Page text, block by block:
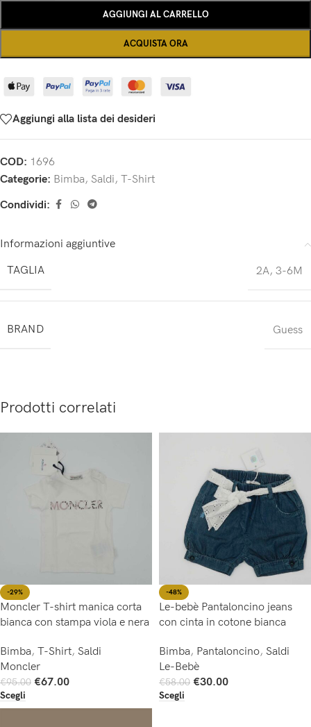
AGGIUNGI AL CARRELLO
ACQUISTA ORA
Aggiungi alla lista dei desideri
COD: 1696
Categorie: Bimba, Saldi, T-Shirt
Condividi:
Informazioni aggiuntive
TAGLIA
2A, 3-6M
BRAND Guess
Prodotti correlati
-29%
Moncler T-shirt manica corta
bianca con stampa viola e nera
Bimba, T-Shirt, Saldi
Moncler
€95.00 €67.00
Scegli
-48%
Le-bebè Pantaloncino jeans
con cinta in cotone bianca
Bimba, Pantaloncino, Saldi
Le-Bebè
€58.00 €30.00
Scegli